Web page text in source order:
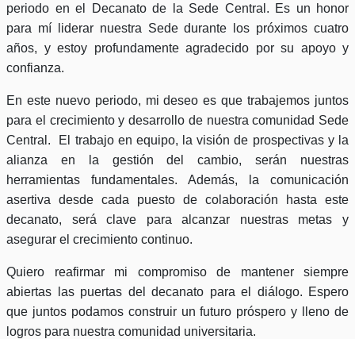
periodo en el Decanato de la Sede Central. Es un honor
para mí liderar nuestra Sede durante los próximos cuatro
años, y estoy profundamente agradecido por su apoyo y
confianza.
En este nuevo periodo, mi deseo es que trabajemos juntos
para el crecimiento y desarrollo de nuestra comunidad Sede
Central. El trabajo en equipo, la visión de prospectivas y la
alianza en la gestión del cambio, serán nuestras
herramientas fundamentales. Además, la comunicación
asertiva desde cada puesto de colaboración hasta este
decanato, será clave para alcanzar nuestras metas y
asegurar el crecimiento continuo.
Quiero reafirmar mi compromiso de mantener siempre
abiertas las puertas del decanato para el diálogo. Espero
que juntos podamos construir un futuro próspero y lleno de
logros para nuestra comunidad universitaria.